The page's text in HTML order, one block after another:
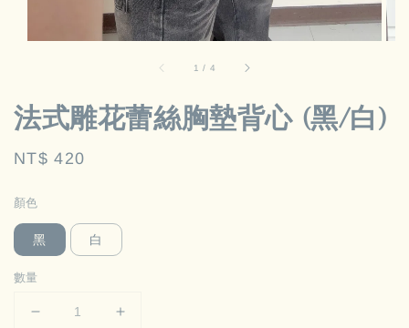
1 / 4
法式雕花蕾絲胸墊背心 (黑/白)
Regular
NT$ 420
顏色
黑 白
數量